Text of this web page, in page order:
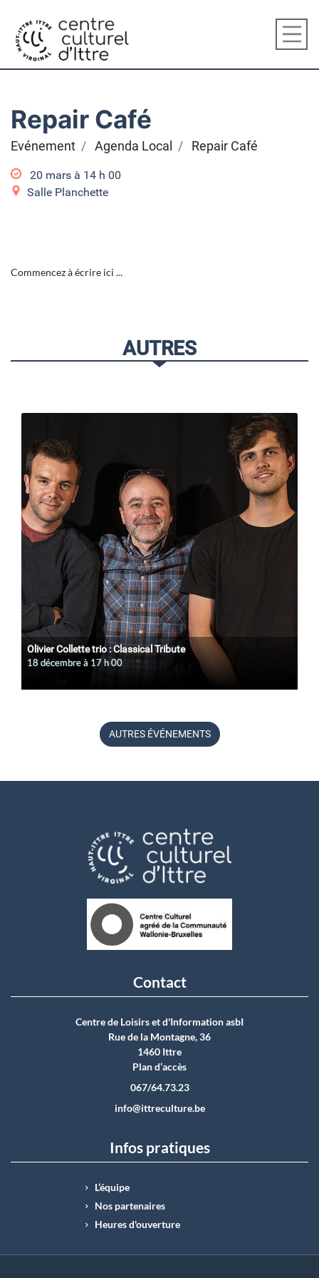
Repair Café
Evénement Agenda Local Repair Café
20 mars à 14 h 00
Salle Planchette
Commencez à écrire ici ...
AUTRES
Olivier Collette trio : Classical Tribute
18 décembre à 17 h 00
AUTRES ÉVÉNEMENTS
Contact
Centre de Loisirs et d'Information asbI
Rue de la Montagne, 36
1460 Ittre
Plan d’accès
067/64.73.23
info@ittreculture.be
Infos pratiques
L’équipe
Nos partenaires
Heures d'ouverture